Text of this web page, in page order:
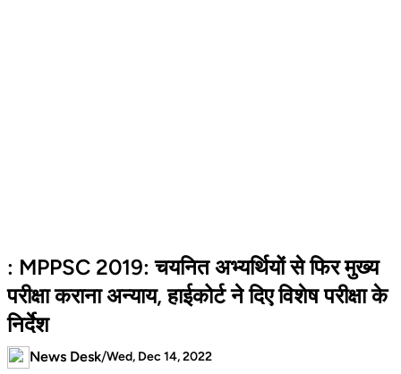
: MPPSC 2019: चयनित अभ्यर्थियों से फिर मुख्य
परीक्षा कराना अन्याय, हाईकोर्ट ने दिए विशेष परीक्षा के
निर्देश
News Desk/Wed, Dec 14, 2022